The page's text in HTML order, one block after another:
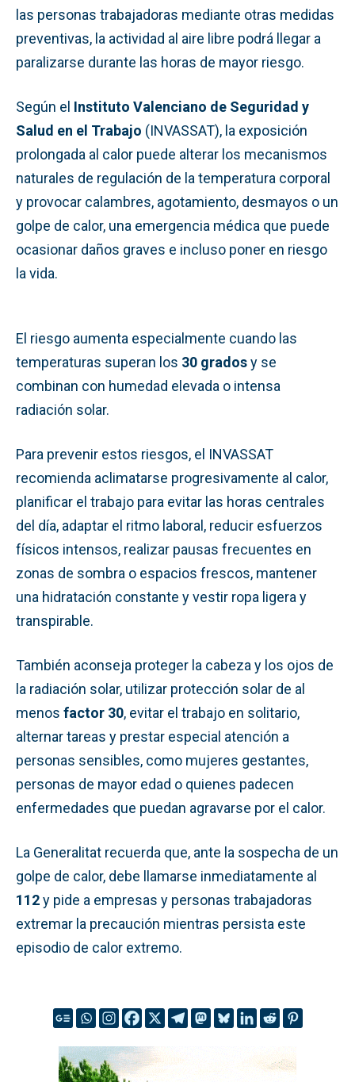
las personas trabajadoras mediante otras medidas
preventivas, la actividad al aire libre podrá llegar a
paralizarse durante las horas de mayor riesgo.
Según el Instituto Valenciano de Seguridad y
Salud en el Trabajo (INVASSAT), la exposición
prolongada al calor puede alterar los mecanismos
naturales de regulación de la temperatura corporal
y provocar calambres, agotamiento, desmayos o un
golpe de calor, una emergencia médica que puede
ocasionar daños graves e incluso poner en riesgo
la vida.
El riesgo aumenta especialmente cuando las
temperaturas superan los 30 gradosy se
combinan con humedad elevada o intensa
radiación solar.
Para prevenir estos riesgos, el INVASSAT
recomienda aclimatarse progresivamente al calor,
planificar el trabajo para evitar las horas centrales
del día, adaptar el ritmo laboral, reducir esfuerzos
físicos intensos, realizar pausas frecuentes en
zonas de sombra o espacios frescos, mantener
una hidratación constante y vestir ropa ligera y
transpirable.
También aconseja proteger la cabeza y los ojos de
la radiación solar, utilizar protección solar de al
menos factor 30, evitar el trabajo en solitario,
alternar tareas y prestar especial atención a
personas sensibles, como mujeres gestantes,
personas de mayor edad o quienes padecen
enfermedades que puedan agravarse por el calor.
La Generalitat recuerda que, ante la sospecha de un
golpe de calor, debe llamarse inmediatamente al
112y pide a empresas y personas trabajadoras
extremar la precaución mientras persista este
episodio de calor extremo.